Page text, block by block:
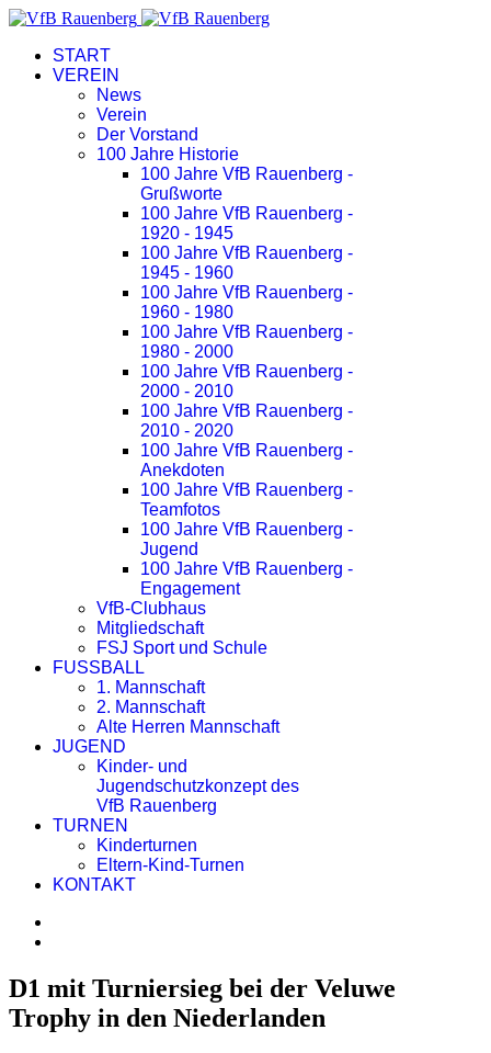
START
VEREIN
News
Verein
Der Vorstand
100 Jahre Historie
100 Jahre VfB Rauenberg -
Grußworte
100 Jahre VfB Rauenberg -
1920 - 1945
100 Jahre VfB Rauenberg -
1945 - 1960
100 Jahre VfB Rauenberg -
1960 - 1980
100 Jahre VfB Rauenberg -
1980 - 2000
100 Jahre VfB Rauenberg -
2000 - 2010
100 Jahre VfB Rauenberg -
2010 - 2020
100 Jahre VfB Rauenberg -
Anekdoten
100 Jahre VfB Rauenberg -
Teamfotos
100 Jahre VfB Rauenberg -
Jugend
100 Jahre VfB Rauenberg -
Engagement
VfB-Clubhaus
Mitgliedschaft
FSJ Sport und Schule
FUSSBALL
1. Mannschaft
2. Mannschaft
Alte Herren Mannschaft
JUGEND
Kinder- und
Jugendschutzkonzept des
VfB Rauenberg
TURNEN
Kinderturnen
Eltern-Kind-Turnen
KONTAKT
D1 mit Turniersieg bei der Veluwe
Trophy in den Niederlanden